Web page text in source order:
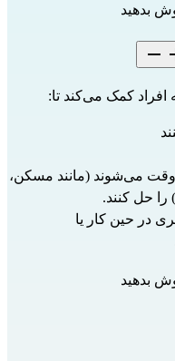
بدهید
کمک می‌کند تا:
می‌شوند (مانند مسکن،
را حل کنند.
در حین کار یا
بدهید